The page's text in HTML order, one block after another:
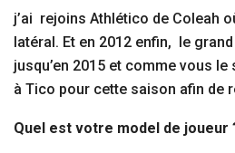
j’ai rejoins Athlético de Coleah
latéral. Et en 2012 enfin, le
jusqu’en 2015 et comme vous
à Tico pour cette saison afin de
Quel est votre model de joueur